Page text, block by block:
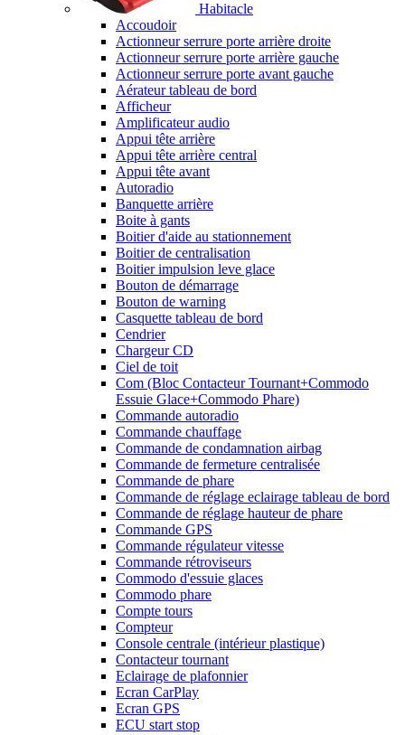
Habitacle
Accoudoir
Actionneur serrure porte arrière droite
Actionneur serrure porte arrière gauche
Actionneur serrure porte avant gauche
Aérateur tableau de bord
Afficheur
Amplificateur audio
Appui tête arrière
Appui tête arrière central
Appui tête avant
Autoradio
Banquette arrière
Boite à gants
Boitier d'aide au stationnement
Boitier de centralisation
Boitier impulsion leve glace
Bouton de démarrage
Bouton de warning
Casquette tableau de bord
Cendrier
Chargeur CD
Ciel de toit
Com (Bloc Contacteur Tournant+Commodo
Essuie Glace+Commodo Phare)
Commande autoradio
Commande chauffage
Commande de condamnation airbag
Commande de fermeture centralisée
Commande de phare
Commande de réglage eclairage tableau de bord
Commande de réglage hauteur de phare
Commande GPS
Commande régulateur vitesse
Commande rétroviseurs
Commodo d'essuie glaces
Commodo phare
Compte tours
Compteur
Console centrale (intérieur plastique)
Contacteur tournant
Eclairage de plafonnier
Ecran CarPlay
Ecran GPS
ECU start stop